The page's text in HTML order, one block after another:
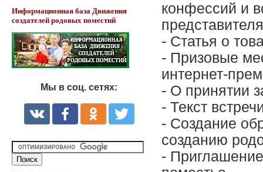
Информационная база Движения
создателей родовых поместий
Мы в соц. сетях:
конфессий и
- Статья о
- Призовые
интернет-
- О принятии
- Текст
- Создание
созданию
-